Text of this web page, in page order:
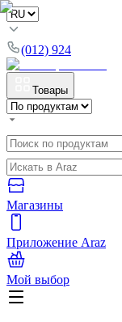
(012) 924
Товары
Магазины
Приложение Araz
Мой выбор